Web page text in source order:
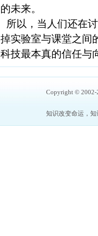
的未来。
所以，当人们还在
掉实验室与课堂之间
科技最本真的信任与
Copyright ©
知识改变命运，